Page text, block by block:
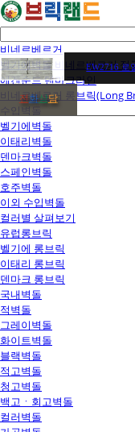
비네르베르거
벨기에벽돌 비네르베르거 정
에겐순드 덴마크라인
비네르베르거 롱브릭(Long
수입벽돌
벨기에벽돌
이태리벽돌
덴마크벽돌
스페인벽돌
호주벽돌
이외 수입벽돌
컬러별 살펴보기
유럽롱브릭
벨기에 롱브릭
이태리 롱브릭
덴마크 롱브릭
국내벽돌
적벽돌
그레이벽돌
화이트벽돌
블랙벽돌
적고벽돌
청고벽돌
백고ㆍ회고벽돌
컬러벽돌
전화상담